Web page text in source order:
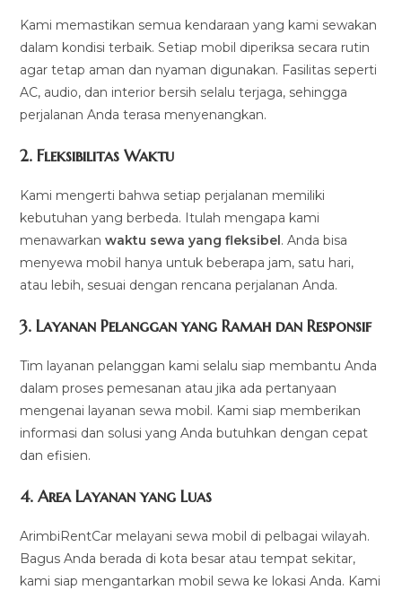
Kami memastikan semua kendaraan yang kami sewakan
dalam kondisi terbaik. Setiap mobil diperiksa secara rutin
agar tetap aman dan nyaman digunakan. Fasilitas seperti
AC, audio, dan interior bersih selalu terjaga, sehingga
perjalanan Anda terasa menyenangkan.
2.Fleksibilitas Waktu
Kami mengerti bahwa setiap perjalanan memiliki
kebutuhan yang berbeda. Itulah mengapa kami
menawarkanwaktu sewa yang fleksibel. Anda bisa
menyewa mobil hanya untuk beberapa jam, satu hari,
atau lebih, sesuai dengan rencana perjalanan Anda.
3.Layanan Pelanggan yang Ramah dan Responsif
Tim layanan pelanggan kami selalu siap membantu Anda
dalam proses pemesanan atau jika ada pertanyaan
mengenai layanan sewa mobil. Kami siap memberikan
informasi dan solusi yang Anda butuhkan dengan cepat
dan efisien.
4.Area Layanan yang Luas
ArimbiRentCar melayani sewa mobil di pelbagai wilayah.
Bagus Anda berada di kota besar atau tempat sekitar,
kami siap mengantarkan mobil sewa ke lokasi Anda. Kami